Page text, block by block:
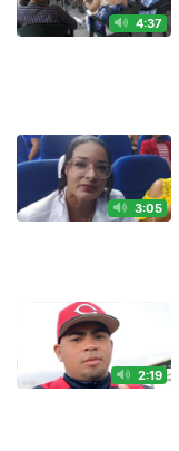
4:37
3:05
2:19